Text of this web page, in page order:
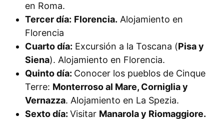
en Roma.
Tercer día: Florencia. Alojamiento en
Florencia
Cuarto día: Excursión a la Toscana (Pisa y
Siena). Alojamiento en Florencia.
Quinto día: Conocer los pueblos de Cinque
Terre: Monterroso al Mare, Corniglia y
Vernazza. Alojamiento en La Spezia.
Sexto día: Visitar Manarola y Riomaggiore.